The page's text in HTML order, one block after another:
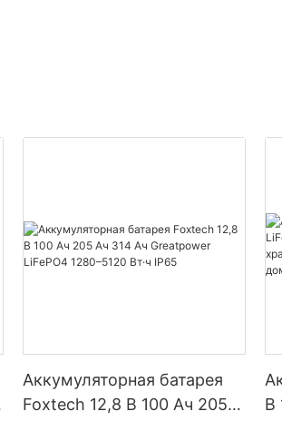
Аккумуляторная батарея
Foxtech 12,8 В 100 Ач 205
В